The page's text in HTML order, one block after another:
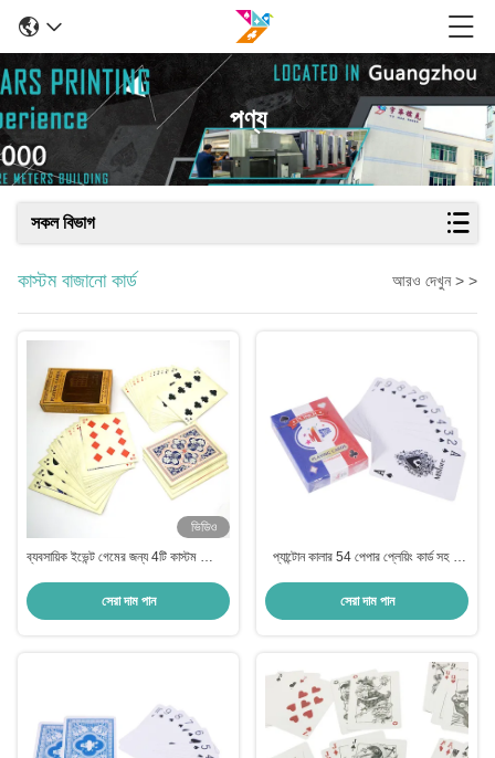
পণ্য
সকল বিভাগ
কাস্টম বাজানো কার্ড আরও দেখুন > >
ভিডিও
ব্যবসায়িক ইভেন্ট গেমের জন্য 4টি কাস্টম প্লেয়িং
সেরা দাম পান
প্যান্টোন কালার 54 পেপার প্লেয়িং কার্ড সহ 4
সেরা দাম পান